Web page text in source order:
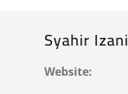
Syahir Izani
Website: